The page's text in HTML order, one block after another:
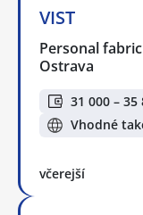
VIST
Personal
Ostrava
31 000 – 35
Vhodné
včerejší